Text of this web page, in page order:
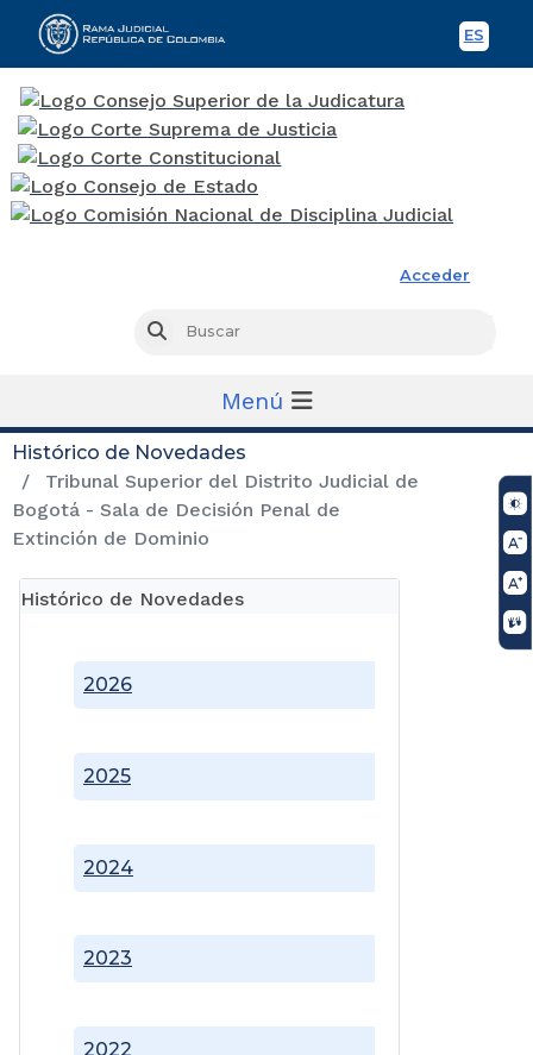
ES
Acceder
Buscar
Menú
Histórico de Novedades
Tribunal Superior del Distrito Judicial de
Bogotá - Sala de Decisión Penal de
Extinción de Dominio
Histórico de Novedades
2022
2023
2024
2025
2026